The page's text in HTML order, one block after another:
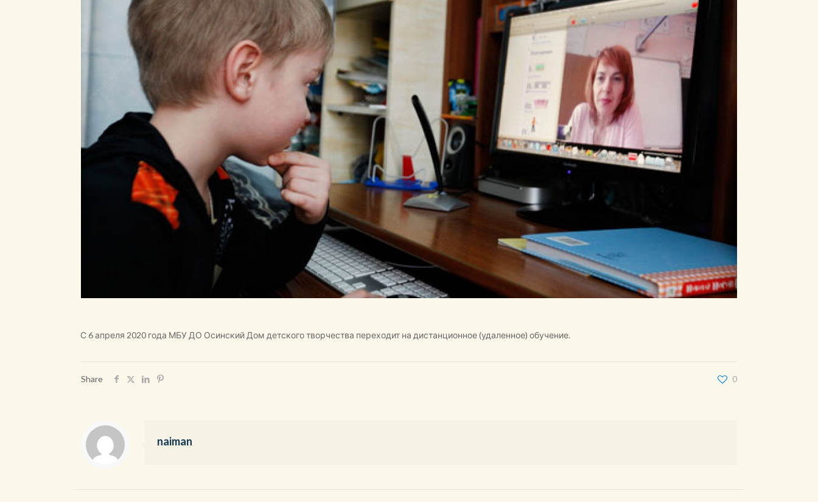
С 6 апреля 2020 года МБУ ДО Осинский Дом детского творчества переходит на дистанционное (удаленное) обучение.
Share 0
naiman